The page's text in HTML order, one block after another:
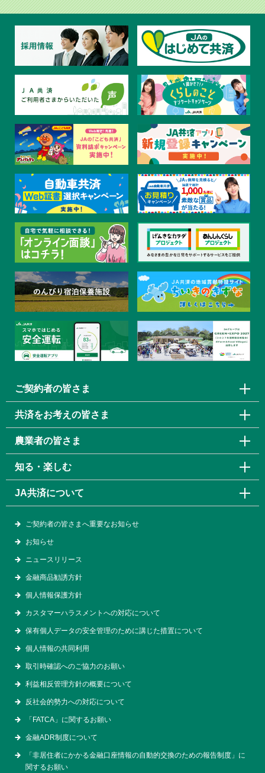
ご契約者の皆さま
共済をお考えの皆さま
農業者の皆さま
知る・楽しむ
JA共済について
ご契約者の皆さまへ重要なお知らせ
お知らせ
ニュースリリース
金融商品勧誘方針
個人情報保護方針
カスタマーハラスメントへの対応について
保有個人データの安全管理のために講じた措置について
個人情報の共同利用
取引時確認へのご協力のお願い
利益相反管理方針の概要について
反社会的勢力への対応について
「FATCA」に関するお願い
金融ADR制度について
「非居住者にかかる金融口座情報の自動的交換のための報告制度」に
関するお願い